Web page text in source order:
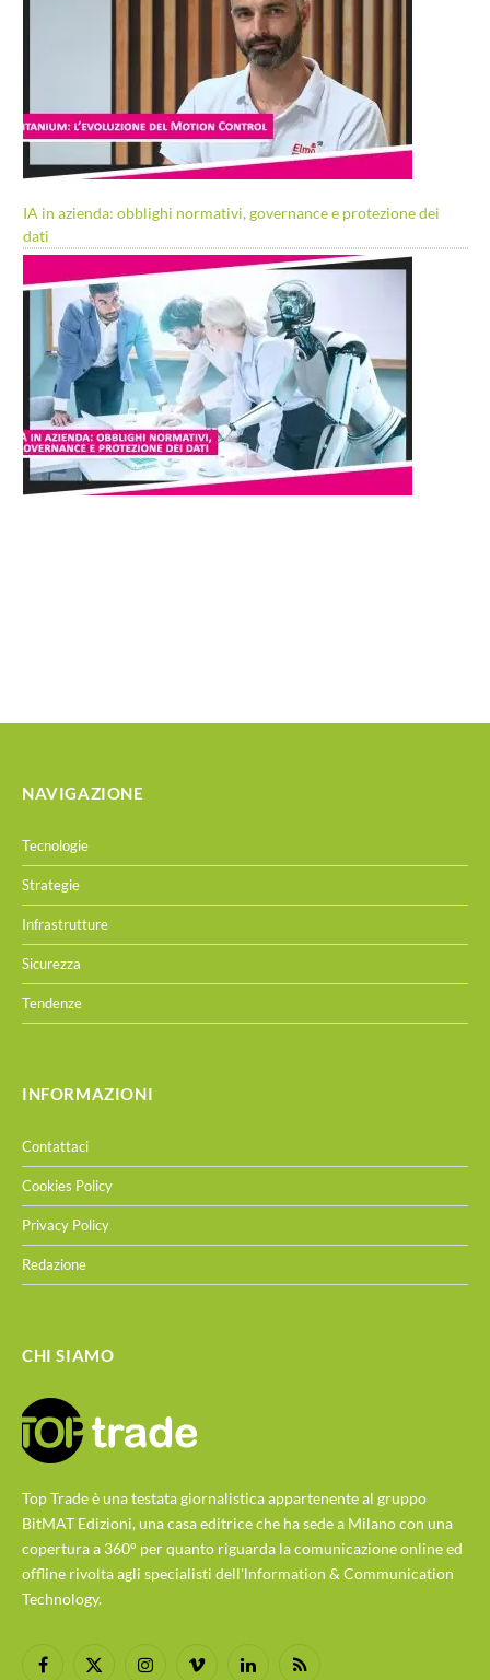
IA in azienda: obblighi normativi, governance e protezione dei
dati
NAVIGAZIONE
Tecnologie
Strategie
Infrastrutture
Sicurezza
Tendenze
INFORMAZIONI
Contattaci
Cookies Policy
Privacy Policy
Redazione
CHI SIAMO
Top Trade è una testata giornalistica appartenente al gruppo
BitMAT Edizioni, una casa editrice che ha sede a Milano con una
copertura a 360° per quanto riguarda la comunicazione online ed
offline rivolta agli specialisti dell'lnformation & Communication
Technology.
Facebook
X InstagramVimeo LinkedInRSS